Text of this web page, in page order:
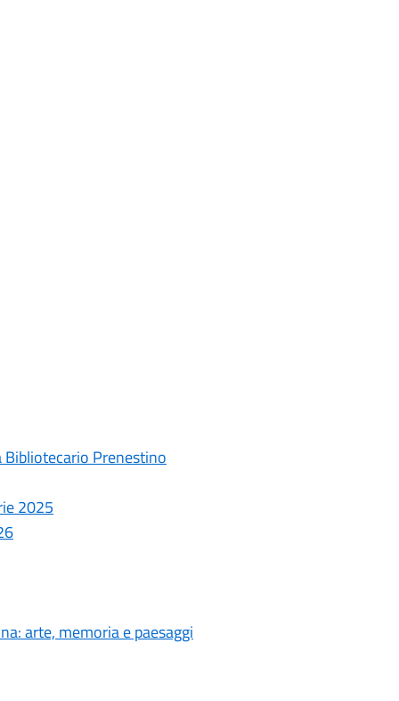
Bibliotecario Prenestino
2025
arte, memoria e paesaggi